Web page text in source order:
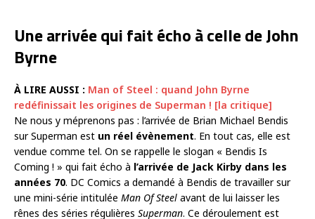
Une arrivée qui fait écho à celle de John
Byrne
À LIRE AUSSI : Man of Steel : quand John Byrne
redéfinissait les origines de Superman ! [la critique]
Ne nous y méprenons pas : l’arrivée de Brian Michael Bendis
sur Superman est un réel évènement. En tout cas, elle est
vendue comme tel. On se rappelle le slogan « Bendis Is
Coming ! » qui fait écho à l’arrivée de Jack Kirby dans les
années 70. DC Comics a demandé à Bendis de travailler sur
une mini-série intitulée Man Of Steel avant de lui laisser les
rênes des séries régulières Superman. Ce déroulement est